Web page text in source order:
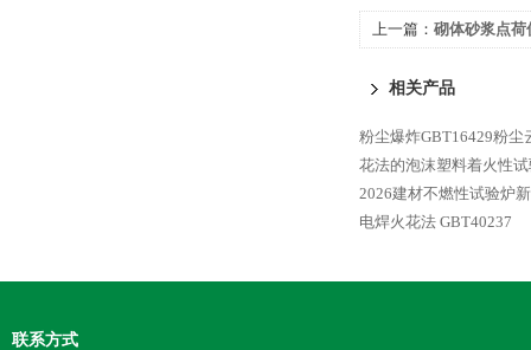
上一篇： 砌体砂浆点荷
相关产品
粉尘爆炸GBT16429粉尘
花法的泡沫塑料着火性
2026建材不燃性试验炉
电焊火花法 GBT40237
联系方式